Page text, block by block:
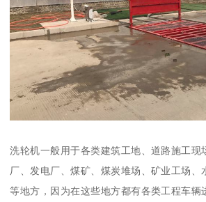
洗轮机一般用于各类建筑工地、道路施工现
厂、发电厂、煤矿、煤炭堆场、矿业工场、
等地方，因为在这些地方都有各类工程车辆